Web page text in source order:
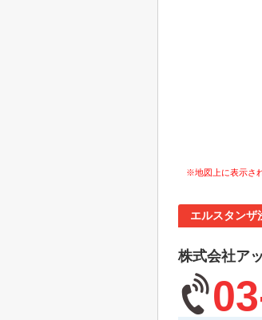
※地図上に表示さ
エルスタンザ
株式会社ア